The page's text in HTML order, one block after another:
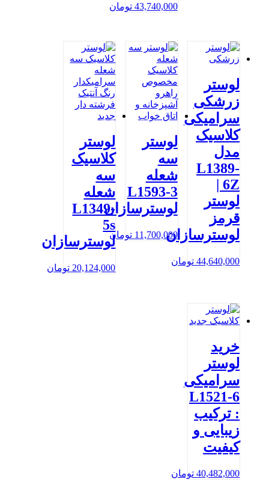
43,740,000 تومان
لوستر
زرشکی
سرامیکی
کلاسیک
مدل
L1389-
لوستر
قرمز
لوسترسازان
44,640,000 تومان
لوستر
سه
شعله
L1593-3
لوسترسازان
11,700,000 تومان
لوستر
کلاسیک
سه
شعله
L1349-
5s
لوسترسازان
20,124,000 تومان
خرید
لوستر
سرامیکی
L1521-6
: ترکیب
زیبایی و
کیفیت
40,482,000 تومان